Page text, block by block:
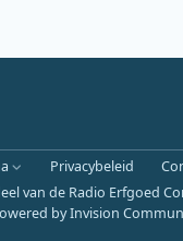
Privacybeleid
van de Radio Erfgoed
byInvision